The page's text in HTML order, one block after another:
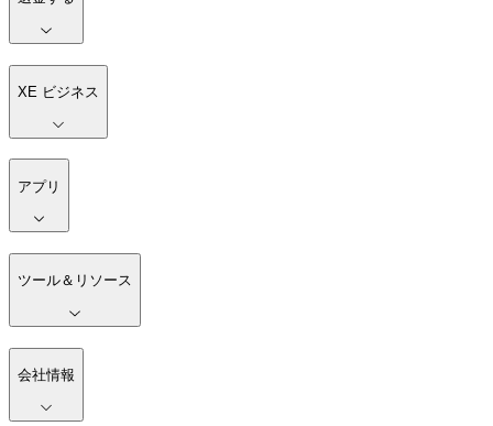
XE ビジネス
アプリ
ツール＆リソース
会社情報